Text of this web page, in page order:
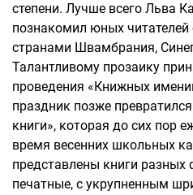
степени. Лучше всего Льва
познакомил юных
странами Швамбрания,
Талантливому прозаику
проведения «Книжных
праздник позже
книги», которая до сих пор
время весенних школьных
представлены книги разных
печатные, с укрупненным